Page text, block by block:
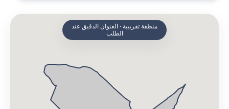
منطقة تقريبية · العنوان الدقيق عند
الطلب